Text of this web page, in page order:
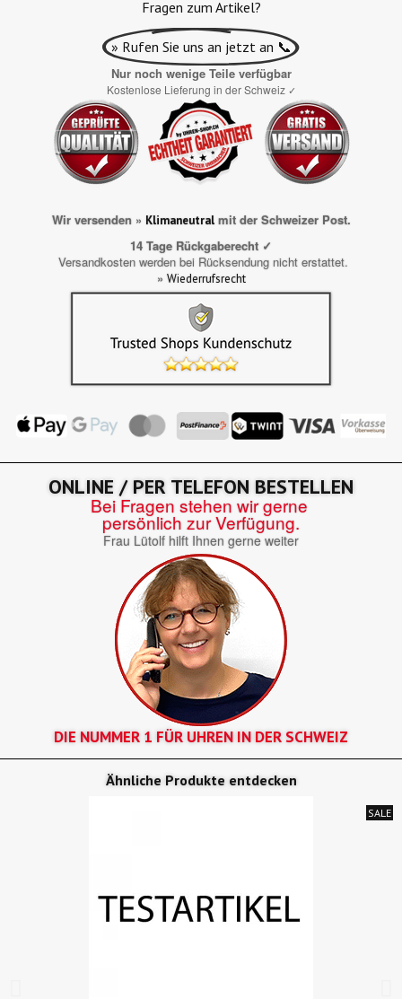
Fragen zum Artikel?
» Rufen Sie uns an jetzt an 📞
Nur noch wenige Teile verfügbar
Kostenlose Lieferung in der Schweiz ✓
Wir versenden » Klimaneutralmit der Schweizer Post.
14 Tage Rückgaberecht ✓
Versandkosten werden bei Rücksendung nicht erstattet.
» Wiederrufsrecht
ONLINE / PER TELEFON BESTELLEN
Bei Fragen stehen wir gerne
persönlich zur Verfügung.
Frau Lütolf hilft Ihnen gerne weiter
DIE NUMMER 1 FÜR UHREN IN DER SCHWEIZ
Ähnliche Produkte entdecken
SALE